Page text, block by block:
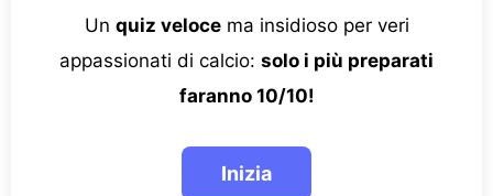
Un quiz velocema insidioso per veri
appassionati di calcio: solo i più preparati
faranno 10/10!